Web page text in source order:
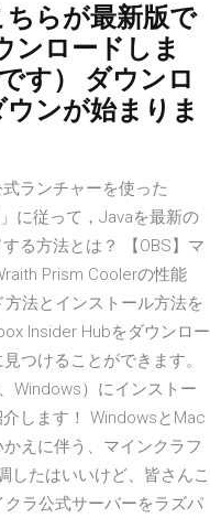
ちらが最新版で
ンロードしま
す） ダウンロ
ンが始まりま
ランチャーを使った
に従って，Javaを最新の
る方法とは？ 【OBS】マ
Prism Coolerの性能
法とインストール方法を
Insider Hubをダウンロー
つけることができます。
Windows）にインストー
します！ WindowsとMac
えに伴う、マインクラフ
したはいいけど、皆さんこ
ラ公式サーバーをラズパ